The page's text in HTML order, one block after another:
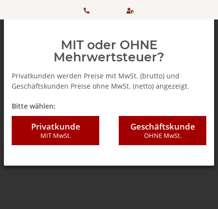
+ 49
506 98
einkaufen
SSL
MIT oder OHNE
Mehrwertsteuer?
Privatkunden werden Preise mit MwSt. (brutto) und
Geschäftskunden Preise ohne MwSt. (netto) angezeigt.
Bitte wählen:
Privatkunde
MIT MwSt.
Geschäftskunde
OHNE MwSt.